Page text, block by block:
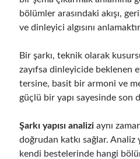
bölümler arasındaki akışı,
ve dinleyici algısını
Bir şarkı, teknik olarak
zayıfsa dinleyicide beklenen
tersine, basit bir armoni ve
güçlü bir yapı sayesinde son
Şarkı yapısı analizi aynı
doğrudan katkı sağlar. Analiz
kendi bestelerinde hangi